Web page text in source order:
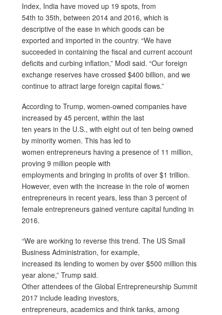
Index, India have moved up 19 spots, from
54th to 35th, between 2014 and 2016, which is
descriptive of the ease in which goods can be
exported and imported in the country. “We have
succeeded in containing the fiscal and current account
deficits and curbing inflation,” Modi said. “Our foreign
exchange reserves have crossed $400 billion, and we
continue to attract large foreign capital flows.”
According to Trump, women-owned companies have
increased by 45 percent, within the last
ten years in the U.S., with eight out of ten being owned
by minority women. This has led to
women entrepreneurs having a presence of 11 million,
proving 9 million people with
employments and bringing in profits of over $1 trillion.
However, even with the increase in the role of women
entrepreneurs in recent years, less than 3 percent of
female entrepreneurs gained venture capital funding in
2016.
“We are working to reverse this trend. The US Small
Business Administration, for example,
increased its lending to women by over $500 million this
year alone,” Trump said.
Other attendees of the Global Entrepreneurship Summit
2017 include leading investors,
entrepreneurs, academics and think tanks, among